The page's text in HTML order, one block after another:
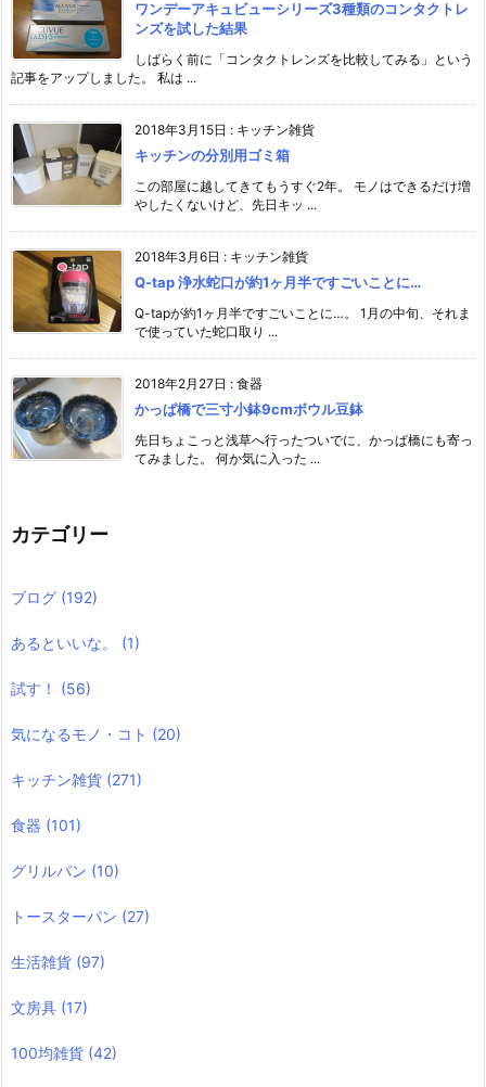
ワンデーアキュビューシリーズ3種類のコンタクトレ
ンズを試した結果
しばらく前に「コンタクトレンズを比較してみる」という
記事をアップしました。 私は ...
2018年3月15日 : キッチン雑貨
キッチンの分別用ゴミ箱
この部屋に越してきてもうすぐ2年。 モノはできるだけ増
やしたくないけど、先日キッ ...
2018年3月6日 : キッチン雑貨
Q-tap 浄水蛇口が約1ヶ月半ですごいことに…
Q-tapが約1ヶ月半ですごいことに…。 1月の中旬、それま
で使っていた蛇口取り ...
2018年2月27日 : 食器
かっぱ橋で三寸小鉢9cmボウル豆鉢
先日ちょこっと浅草へ行ったついでに、かっぱ橋にも寄っ
てみました。 何か気に入った ...
カテゴリー
ブログ (192)
あるといいな。 (1)
試す！ (56)
気になるモノ・コト (20)
キッチン雑貨 (271)
食器 (101)
グリルパン (10)
トースターパン (27)
生活雑貨 (97)
文房具 (17)
100均雑貨 (42)